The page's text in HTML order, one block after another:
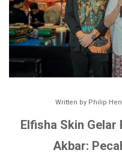
Written by Philip
Elfisha Skin Gelar
Akbar: